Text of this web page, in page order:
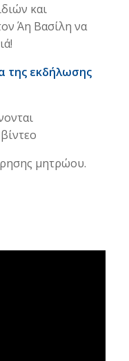
και
Άη Βασίλη να
της εκδήλωσης
μητρώου.